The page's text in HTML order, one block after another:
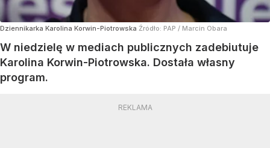
Dziennikarka Karolina Korwin-Piotrowska Źródło: PAP / Marcin Obara
W niedzielę w mediach publicznych zadebiutuje
Karolina Korwin-Piotrowska. Dostała własny
program.